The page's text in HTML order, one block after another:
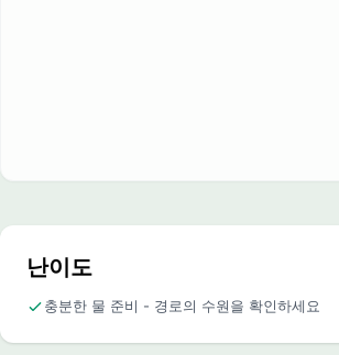
난이도
충분한 물 준비 - 경로의 수원을 확인하세요